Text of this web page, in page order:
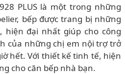
PLUS là một trong những
bếp được trang bị những
đại nhất giúp cho công
của những chị em nội trợ trở
hết. Với thiết kế tinh tế, hiện
cho căn bếp nhà bạn.